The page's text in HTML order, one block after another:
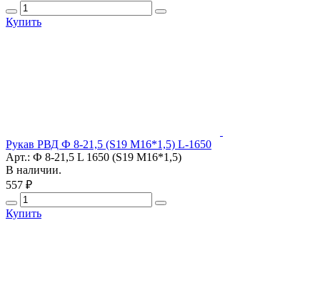
Купить
Рукав РВД Ф 8-21,5 (S19 М16*1,5) L-1650
Арт.: Ф 8-21,5 L 1650 (S19 М16*1,5)
В наличии.
557 ₽
Купить